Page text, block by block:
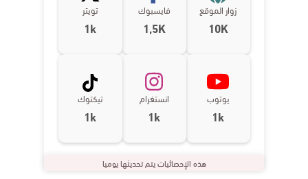
زوار الموقع
10K
فايسبوك
1,5K
تويتر
1k
يوتوب
1k
انستغرام
1k
تيكتوك
1k
هذه الإحصائيات يتم تحديثها يوميا